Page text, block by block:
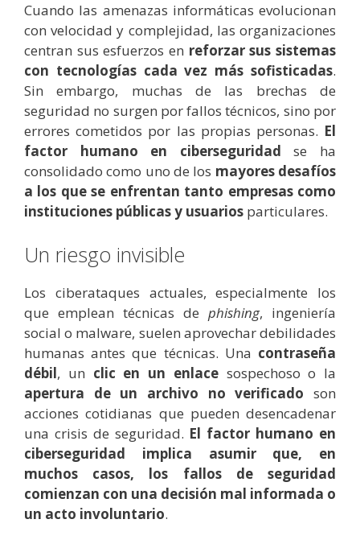
Cuando las amenazas informáticas evolucionan
con velocidad y complejidad, las organizaciones
centran sus esfuerzos en reforzar sus sistemas
con tecnologías cada vez más sofisticadas.
Sin embargo, muchas de las brechas de
seguridad no surgen por fallos técnicos, sino por
errores cometidos por las propias personas. El
factor humano en ciberseguridad se ha
consolidado como uno de los mayores desafíos
a los que se enfrentan tanto empresas como
instituciones públicas y usuarios particulares.
Un riesgo invisible
Los ciberataques actuales, especialmente los
que emplean técnicas de phishing, ingeniería
social o malware, suelen aprovechar debilidades
humanas antes que técnicas. Una contraseña
débil, un clic en un enlacesospechoso o la
apertura de un archivo no verificado son
acciones cotidianas que pueden desencadenar
una crisis de seguridad. El factor humano en
ciberseguridad implica asumir que, en
muchos casos, los fallos de seguridad
comienzan con una decisión mal informada o
un acto involuntario.